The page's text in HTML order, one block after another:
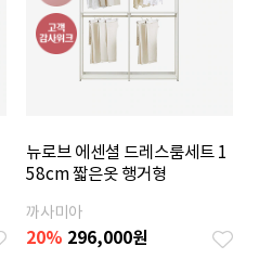
뉴로브 에센셜 드레스룸세트 1
58cm 짧은옷 행거형
까사미아
20% 296,000원